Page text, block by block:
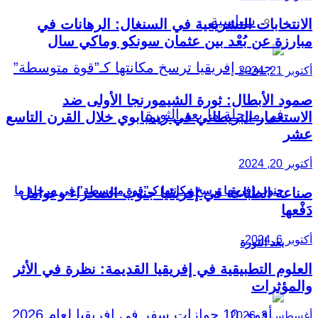
سياسية
جنوب إفريقيا ترسخ مكانتها كـ”قوة متوسطة” في مرحلة ما
بعد الثورة
الانتخابات التشريعية في السنغال: الرهانات في
مبارزة عن بُعْد بين عثمان سونكو وماكي سال
أكتوبر 21, 2024
صمود الأبطال: ثورة الشيمورنجا الأولى ضد
الاستعمار البريطاني في زيمبابوي خلال القرن التاسع
عشر
أكتوبر 20, 2024
صناعة الطباعة في إفريقيا جنوب الصحراء وعوامل
دَفْعها
أكتوبر 6, 2024
العلوم التطبيقية في إفريقيا القديمة: نظرة في الأثر
والمؤثرات
أغسطس 3, 2026